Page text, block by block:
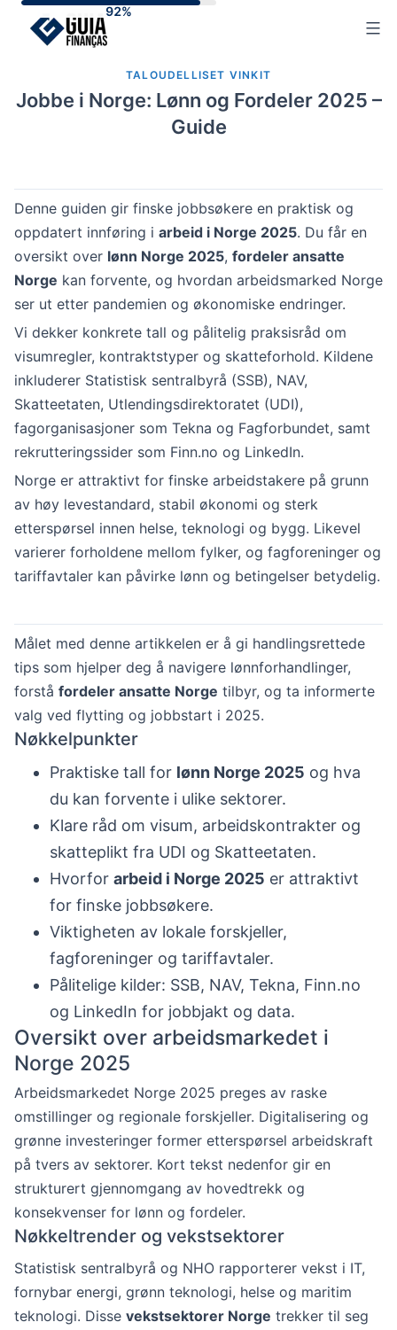
TALOUDELLISET VINKIT
Jobbe i Norge: Lønn og Fordeler 2025 –
Guide
Denne guiden gir finske jobbsøkere en praktisk og
oppdatert innføring i arbeid i Norge 2025. Du får en
oversikt over lønn Norge 2025, fordeler ansatte
Norge kan forvente, og hvordan arbeidsmarked Norge
ser ut etter pandemien og økonomiske endringer.
Vi dekker konkrete tall og pålitelig praksisråd om
visumregler, kontraktstyper og skatteforhold. Kildene
inkluderer Statistisk sentralbyrå (SSB), NAV,
Skatteetaten, Utlendingsdirektoratet (UDI),
fagorganisasjoner som Tekna og Fagforbundet, samt
rekrutteringssider som Finn.no og LinkedIn.
Norge er attraktivt for finske arbeidstakere på grunn
av høy levestandard, stabil økonomi og sterk
etterspørsel innen helse, teknologi og bygg. Likevel
varierer forholdene mellom fylker, og fagforeninger og
tariffavtaler kan påvirke lønn og betingelser betydelig.
Målet med denne artikkelen er å gi handlingsrettede
tips som hjelper deg å navigere lønnforhandlinger,
forstå fordeler ansatte Norge tilbyr, og ta informerte
valg ved flytting og jobbstart i 2025.
Nøkkelpunkter
Praktiske tall for lønn Norge 2025 og hva
du kan forvente i ulike sektorer.
Klare råd om visum, arbeidskontrakter og
skatteplikt fra UDI og Skatteetaten.
Hvorfor arbeid i Norge 2025 er attraktivt
for finske jobbsøkere.
Viktigheten av lokale forskjeller,
fagforeninger og tariffavtaler.
Pålitelige kilder: SSB, NAV, Tekna, Finn.no
og LinkedIn for jobbjakt og data.
Oversikt over arbeidsmarkedet i
Norge 2025
Arbeidsmarkedet Norge 2025 preges av raske
omstillinger og regionale forskjeller. Digitalisering og
grønne investeringer former etterspørsel arbeidskraft
på tvers av sektorer. Kort tekst nedenfor gir en
strukturert gjennomgang av hovedtrekk og
konsekvenser for lønn og fordeler.
Nøkkeltrender og vekstsektorer
Statistisk sentralbyrå og NHO rapporterer vekst i IT,
fornybar energi, grønn teknologi, helse og maritim
teknologi. Disse vekstsektorer Norge trekker til seg